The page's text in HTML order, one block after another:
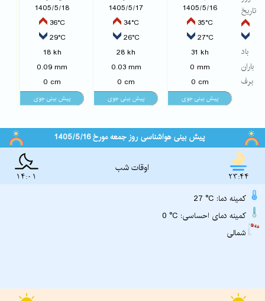
تاریخ
باد
باران
برف
1405/5/16
35°C
27°C
31 kh
0 mm
0 cm
1405/5/17
34°C
26°C
28 kh
0.03 mm
0 cm
1405/5/18
36°C
29°C
18 kh
0.09 mm
0 cm
پیش بینی هواشناسی روز جمعه مورخ 1405/5/16
14:01
اوقات شب
23:44
27 °C :کمینه دما
0 °C :کمینه دمای احساسی
شمالی